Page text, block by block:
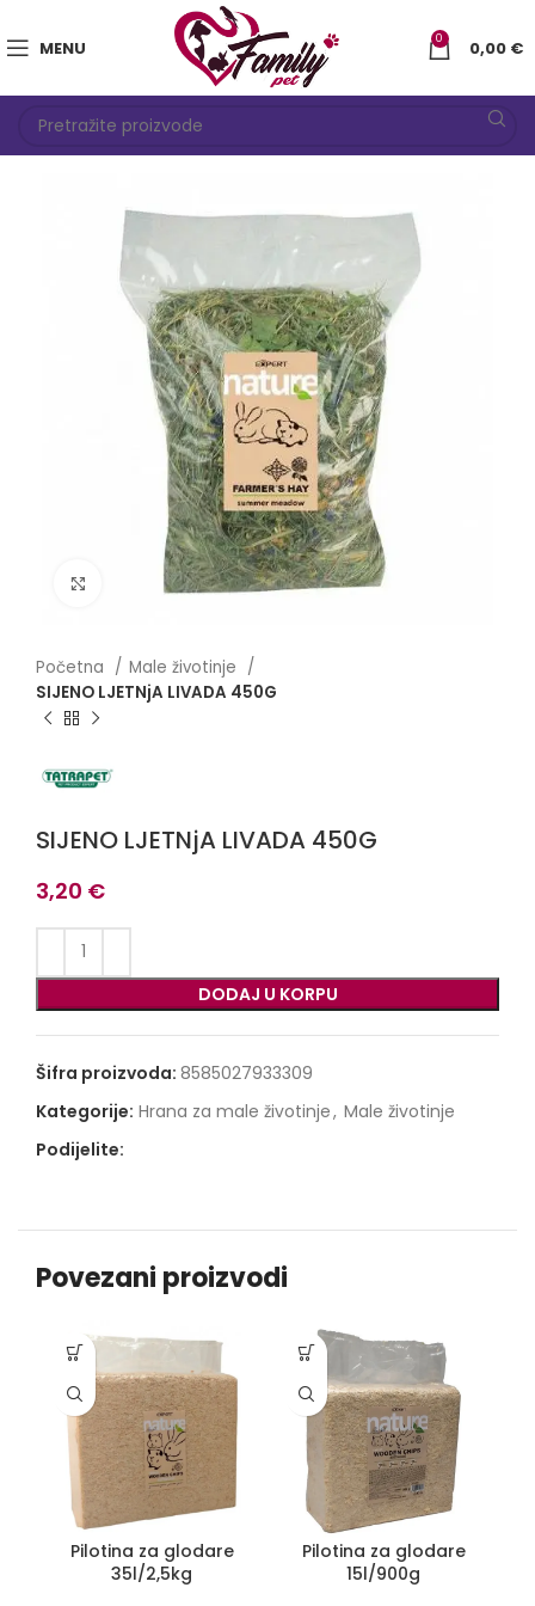
MENU 0 0,00 €
Click to enlarge
Početna
Male životinje
SIJENO LJETNjA LIVADA 450G
SIJENO LJETNjA LIVADA 450G
3,20 €
DODAJ U KORPU
Šifra proizvoda: 8585027933309
Kategorije: Hrana za male životinje, Male životinje
Podijelite:
Povezani proizvodi
Pilotina za glodare
35l/2,5kg
Pilotina za glodare
15l/900g